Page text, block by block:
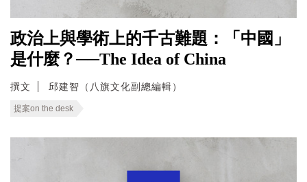
政治上與學術上的千古難題：「中國」
是什麼？──The Idea of China
撰文 邱建智（八旗文化副總編輯）
提案on the desk